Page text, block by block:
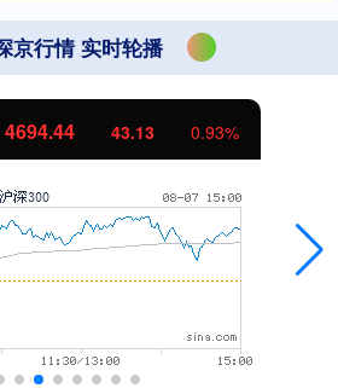
京行情 实时轮播
1134.24 11.37